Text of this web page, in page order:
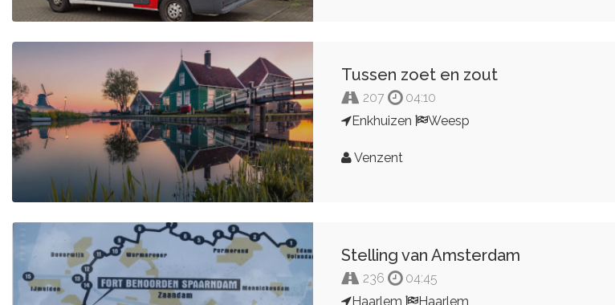
Tussen zoet en zout
207
04:10
Enkhuizen
Weesp
Venzent
Stelling van Amsterdam
236
04:45
Haarlem
Haarlem